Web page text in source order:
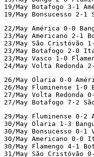
19/May Botafogo 3-1
19/May Bonsucesso 2-1
22/May América 0-0
23/May Americano 2-1
23/May São Cristóvão
23/May Botafogo 2-0
23/May Vasco 1-0
24/May Volta Redonda
26/May Olaria 0-0
26/May Fluminense 1-0
27/May Volta Redonda
27/May Botafogo 7-2
29/May Fluminense 0-2
30/May Olaria 1-3
30/May Bonsucesso 0-1
30/May Americano 0-0
30/May Flamengo 4-1
31/May São Cristóvão